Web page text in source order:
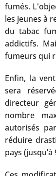
fumés.
les jeunes à
du tabac
addictifs.
fumeurs qui
Enfin, la
sera
directeur
nombre
autorisés
réduire
pays (jusqu’à